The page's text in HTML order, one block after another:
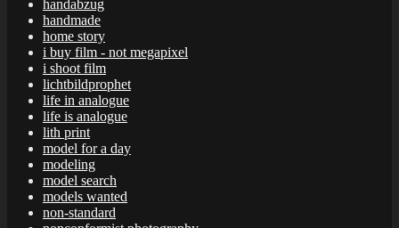
handabzug
handmade
home story
i buy film - not megapixel
i shoot film
lichtbildprophet
life in analogue
life is analogue
lith print
model for a day
modeling
model search
models wanted
non-standard